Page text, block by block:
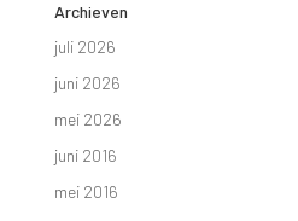
Archieven
juli 2026
juni 2026
mei 2026
juni 2016
mei 2016